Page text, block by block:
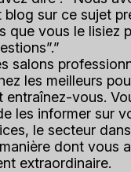
blog sur ce sujet
que vous le lisiez
salons
les meilleurs
entraînez-vous.
les informer sur
le secteur
dont vous
extraordinaire.